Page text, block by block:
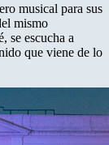
musical para sus
mismo
se escucha a
que viene de lo